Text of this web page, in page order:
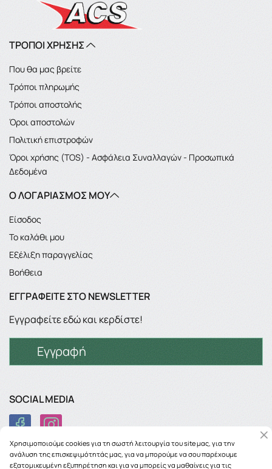
ΤΡΟΠΟΙ ΧΡΗΣΗΣ
Που θα μας βρείτε
Τρόποι πληρωμής
Τρόποι αποστολής
Όροι αποστολών
Πολιτική επιστροφών
Όροι χρήσης (TOS) - Ασφάλεια Συναλλαγών - Προσωπικά
Δεδομένα
Ο ΛΟΓΑΡΙΑΣΜΌΣ ΜΟΥ
Είσοδος
Το καλάθι μου
Εξέλιξη παραγγελίας
Βοήθεια
ΕΓΓΡΑΦΕΊΤΕ ΣΤΟ NEWSLETTER
Εγγραφείτε εδώ και κερδίστε!
Εγγραφή
SOCIAL MEDIA
Χρησιμοποιούμε cookies για τη σωστή λειτουργία του site μας, για την
ανάλυση της επισκεψιμότητάς μας, για να μπορούμε να σου παρέχουμε
εξατομικευμένη εξυπηρέτηση και για να μπορείς να μαθαίνεις για τις